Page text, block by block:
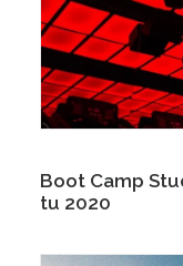
Boot Camp
tu 2020